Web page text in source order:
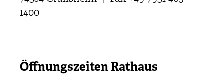
1400
Öffnungszeiten Rathaus